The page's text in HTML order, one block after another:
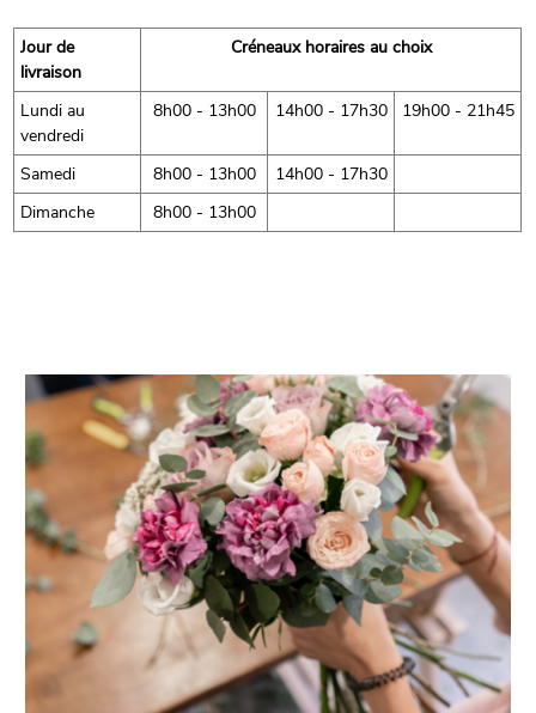
Jour de
livraison
Créneaux horaires au choix
Lundi au
vendredi
8h00 - 13h00 14h00 - 17h30 19h00 - 21h45
Samedi 8h00 - 13h00
14h00 - 17h30
Dimanche
8h00 - 13h00